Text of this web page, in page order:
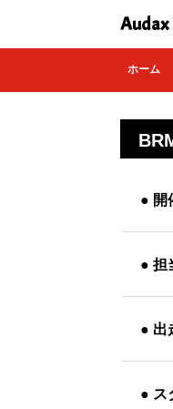
Audax
ホーム
● 開
● 担
● 出
● ス